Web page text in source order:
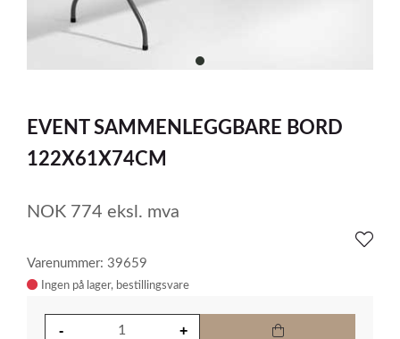
item
of
1
EVENT SAMMENLEGGBARE BORD
122X61X74CM
NOK 774 eksl. mva
Varenummer: 39659
Ingen på lager